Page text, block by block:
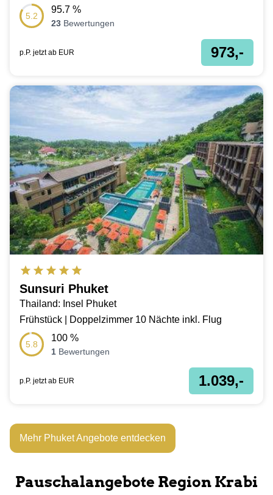
5.2
95.7 %
23 Bewertungen
p.P. jetzt ab EUR 973,-
Sunsuri Phuket
Thailand: Insel Phuket
Frühstück | Doppelzimmer 10 Nächte inkl. Flug
5.8
100 %
1 Bewertungen
p.P. jetzt ab EUR 1.039,-
Mehr Phuket Angebote entdecken
Pauschalangebote Region Krabi